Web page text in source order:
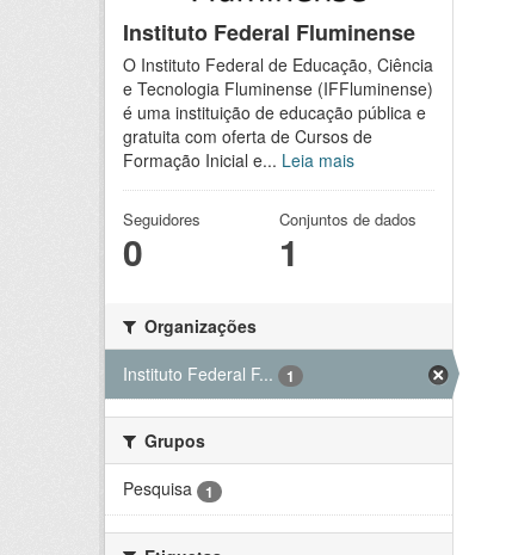
Instituto Federal Fluminense
O Instituto Federal de Educação, Ciência
e Tecnologia Fluminense (IFFluminense)
é uma instituição de educação pública e
gratuita com oferta de Cursos de
Formação Inicial e... Leia mais
Seguidores
0
Conjuntos de dados
1
Organizações
Instituto Federal F...
1
Grupos
Pesquisa
1